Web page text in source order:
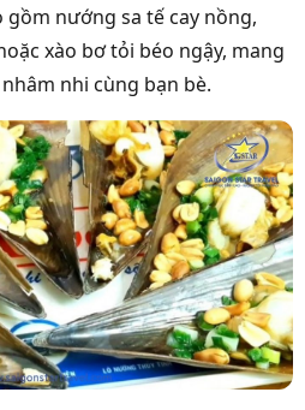
nướng sa tế cay nồng,
xào bơ tỏi béo ngậy, mang
nhi cùng bạn bè.